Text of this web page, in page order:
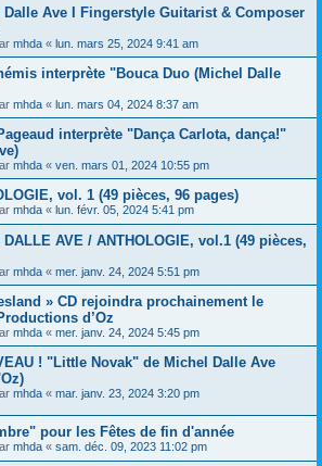
Dalle Ave I Fingerstyle Guitarist & Composer
mhda « lun. mars 25, 2024 9:41 am
interprète "Bouca Duo (Michel Dalle
mhda « lun. mars 04, 2024 8:37 am
interprète "Dança Carlota, dança!"
mhda « ven. mars 01, 2024 10:55 pm
vol. 1 (49 pièces, 96 pages)
mhda « lun. févr. 05, 2024 5:41 pm
AVE / ANTHOLOGIE, vol.1 (49 pièces,
mhda « mer. janv. 24, 2024 5:51 pm
» CD rejoindra prochainement le
d’Oz
mhda « mer. janv. 24, 2024 5:45 pm
! "Little Novak" de Michel Dalle Ave
mhda « mar. janv. 23, 2024 3:20 pm
pour les Fêtes de fin d'année
mhda « sam. déc. 09, 2023 11:02 pm